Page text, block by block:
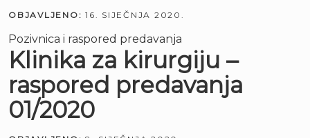
OBJAVLJENO: 16. SIJEČNJA 2020.
Pozivnica i raspored predavanja
Klinika za kirurgiju –
raspored predavanja
01/2020